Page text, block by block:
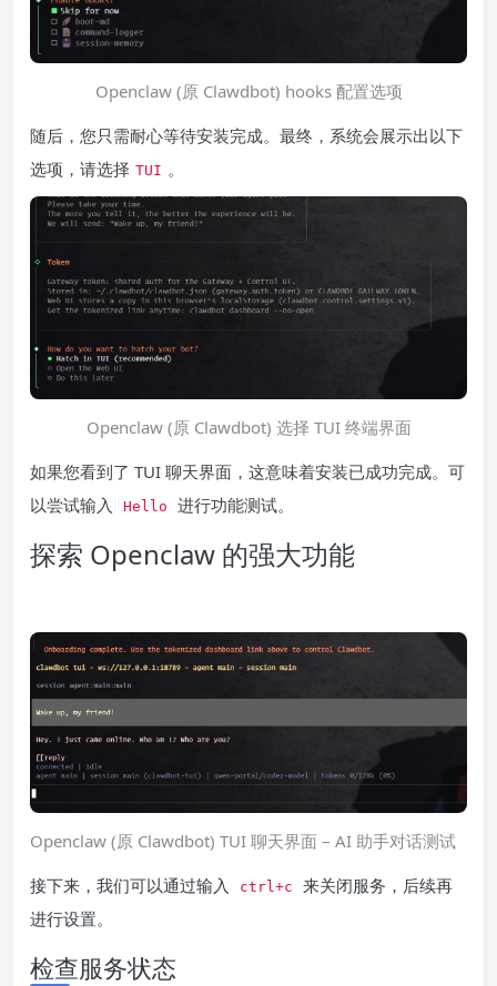
Openclaw (原 Clawdbot) hooks 配置选项
随后，您只需耐心等待安装完成。最终，系统会展示出以下
选项，请选择 TUI 。
Openclaw (原 Clawdbot) 选择 TUI 终端界面
如果您看到了 TUI 聊天界面，这意味着安装已成功完成。可
以尝试输入
Hello 进行功能测试。
探索 Openclaw 的强大功能
Openclaw (原 Clawdbot) TUI 聊天界面 – AI 助手对话测试
接下来，我们可以通过输入
ctrl+c
来关闭服务，后续再
进行设置。
检查服务状态